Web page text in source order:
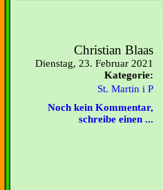
Christian Blaas
Dienstag, 23. Februar 2021
Kategorie:
St. Martin i P
Noch kein Kommentar,
schreibe einen ...